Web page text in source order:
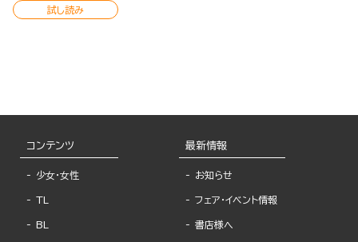
試し読み
コンテンツ
少女・女性
TL
BL
最新情報
お知らせ
フェア・イベント情報
書店様へ